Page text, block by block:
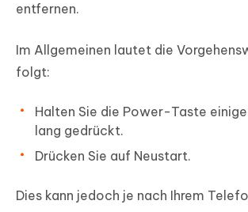
entfernen.
Im Allgemeinen lautet die
folgt:
Halten Sie die Power-Taste
lang gedrückt.
Drücken Sie auf Neustart.
Dies kann jedoch je nach Ihrem